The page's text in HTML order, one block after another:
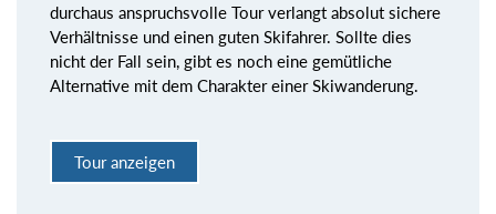
durchaus anspruchsvolle Tour verlangt absolut sichere
Verhältnisse und einen guten Skifahrer. Sollte dies
nicht der Fall sein, gibt es noch eine gemütliche
Alternative mit dem Charakter einer Skiwanderung.
Tour anzeigen